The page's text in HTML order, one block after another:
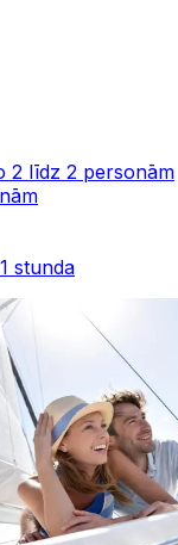
2 līdz 2 personām
1 stunda